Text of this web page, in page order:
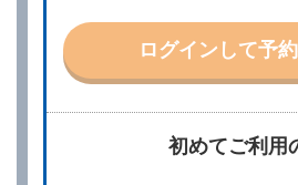
他の借受条件（以下「借受条件
示して予約の申込みを行うこと
社は、電話連絡並びに電子メー
責任を負わないものとします。
当社は、借受人から予約の申込
則として、当社の保有するレン
初めてご利用
ログインして予